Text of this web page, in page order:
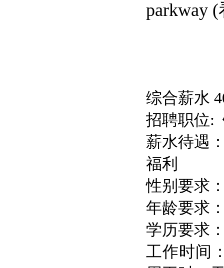
parkway
综合薪水
招聘职位:
薪水待遇
福利
性别要求
年龄要求
学历要求
工作时间